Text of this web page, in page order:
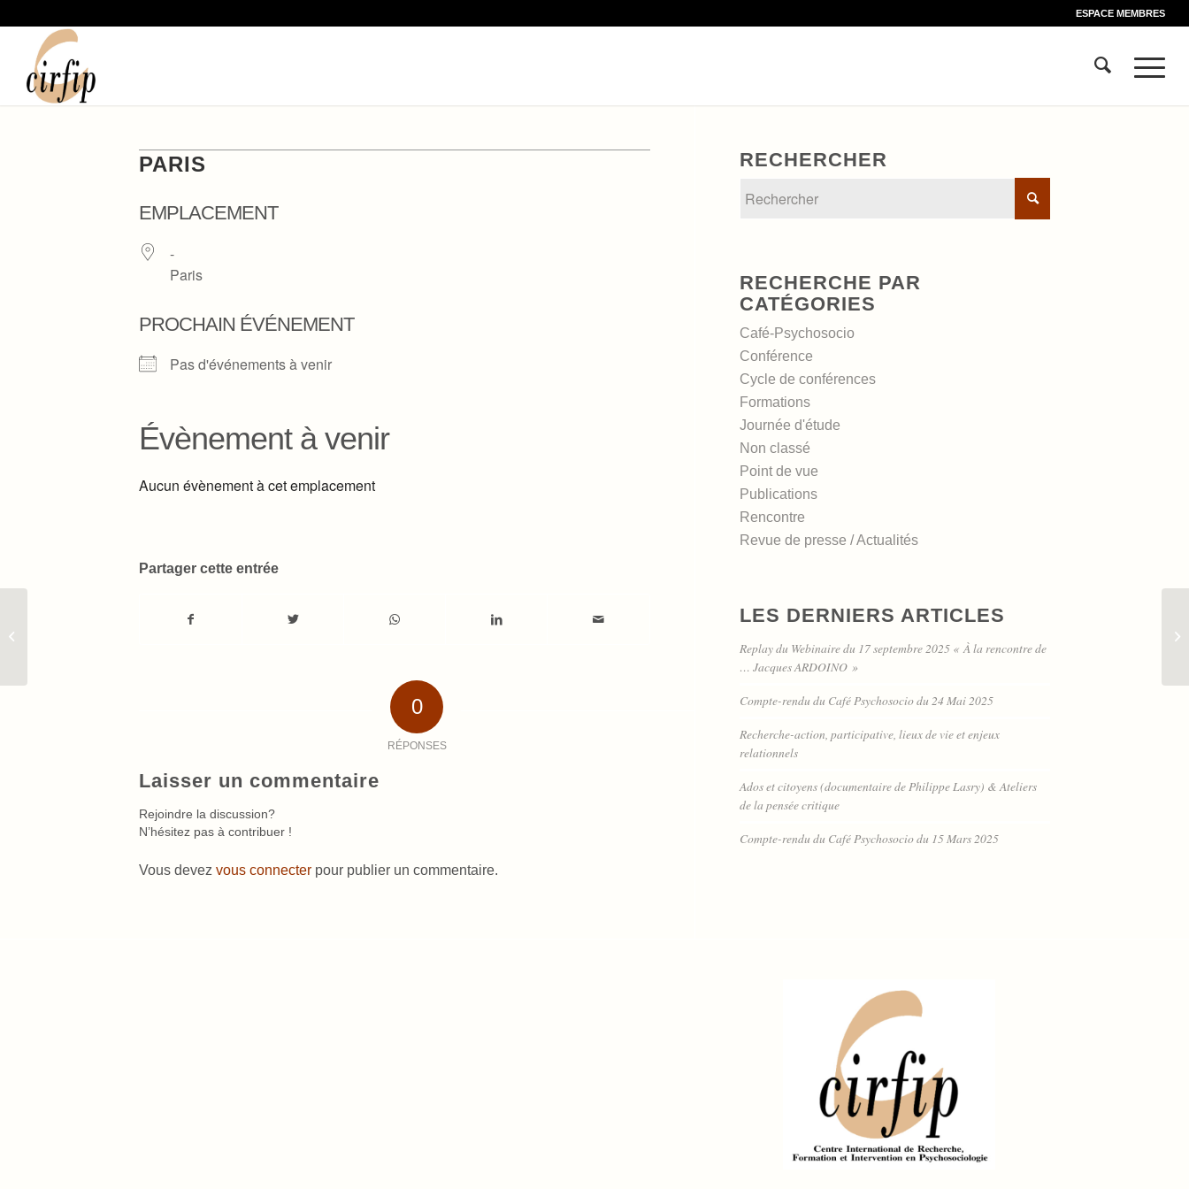
ESPACE MEMBRES
PARIS
EMPLACEMENT
-
Paris
PROCHAIN ÉVÉNEMENT
Pas d'événements à venir
Évènement à venir
Aucun évènement à cet emplacement
Partager cette entrée
0
RÉPONSES
Laisser un commentaire
Rejoindre la discussion?
N’hésitez pas à contribuer !
Vous devez vous connecter pour publier un commentaire.
RECHERCHER
RECHERCHE PAR
CATÉGORIES
Café-Psychosocio
Conférence
Cycle de conférences
Formations
Journée d'étude
Non classé
Point de vue
Publications
Rencontre
Revue de presse / Actualités
LES DERNIERS ARTICLES
Replay du Webinaire du 17 septembre 2025 « À la rencontre de
… Jacques ARDOINO »
Compte-rendu du Café Psychosocio du 24 Mai 2025
Recherche-action, participative, lieux de vie et enjeux
relationnels
Ados et citoyens (documentaire de Philippe Lasry) & Ateliers
de la pensée critique
Compte-rendu du Café Psychosocio du 15 Mars 2025